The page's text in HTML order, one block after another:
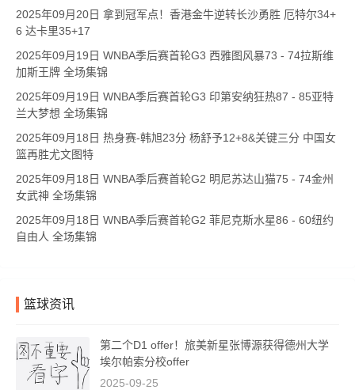
2025年09月20日 拿到冠军点！香港金牛逆转长沙勇胜 厄特尔34+
6 达卡里35+17
2025年09月19日 WNBA季后赛首轮G3 西雅图风暴73 - 74拉斯维
加斯王牌 全场集锦
2025年09月19日 WNBA季后赛首轮G3 印第安纳狂热87 - 85亚特
兰大梦想 全场集锦
2025年09月18日 热身赛-韩旭23分 杨舒予12+8&关键三分 中国女
篮再胜尤文图特
2025年09月18日 WNBA季后赛首轮G2 明尼苏达山猫75 - 74金州
女武神 全场集锦
2025年09月18日 WNBA季后赛首轮G2 菲尼克斯水星86 - 60纽约
自由人 全场集锦
篮球资讯
第二个D1 offer！旅美新星张博源获得德州大学
埃尔帕索分校offer
2025-09-25